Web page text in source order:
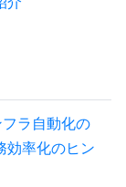
ラ自動化の
効率化のヒン